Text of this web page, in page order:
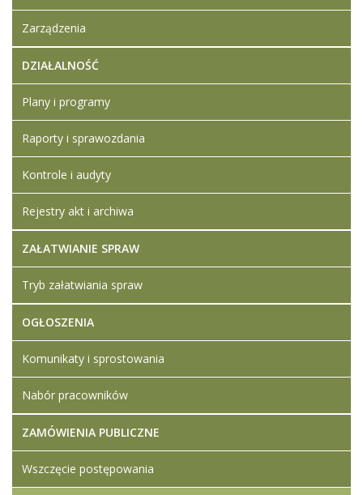
Zarządzenia
DZIAŁALNOŚĆ
Plany i programy
Raporty i sprawozdania
Kontrole i audyty
Rejestry akt i archiwa
ZAŁATWIANIE SPRAW
Tryb załatwiania spraw
OGŁOSZENIA
Komunikaty i sprostowania
Nabór pracowników
ZAMÓWIENIA PUBLICZNE
Wszczęcie postępowania